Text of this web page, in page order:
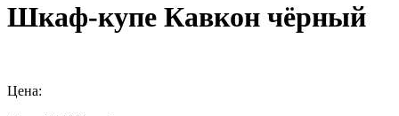
Шкаф-купе Кавкон чёрный
Цена: